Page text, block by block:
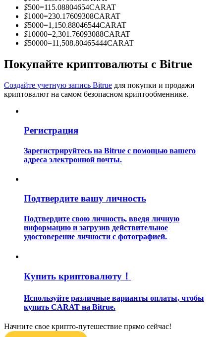
Информация
и т. д.
Торговые стратегии
Узнайте, как оставаться прибыльным
$500=115.08804654CARAT
$1000=230.17609308CARAT
$5000=1,150.88046544CARAT
$10000=2,301.76093088CARAT
$50000=11,508.80465444CARAT
Покупайте криптовалюты с Bitrue
Создайте учетную запись Bitrue для покупки и продажи
криптовалют на самом безопасном криптообменнике.
Регистрация
Зарегистрируйтесь на Bitrue с помощью вашего
адреса электронной почты.
Подтвердите вашу личность
Подтвердите свою личность, введя личную
информацию и загрузив действительное
удостоверение личности с фотографией.
Купить криптовалюту！
Используйте различные варианты оплаты, чтобы
купить CARAT на Bitrue.
Начните свое крипто-путешествие прямо сейчас!